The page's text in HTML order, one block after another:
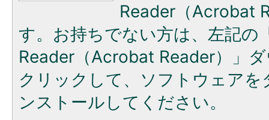
Reader（Acrobat
す。お持ちでない方は、左記の
Reader（Acrobat Reader）」
クリックして、ソフトウェア
ンストールしてください。